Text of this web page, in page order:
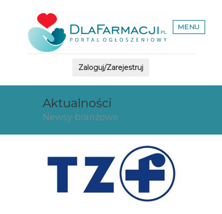
MENU
Zaloguj/Zarejestruj
Aktualności
Newsy branżowe